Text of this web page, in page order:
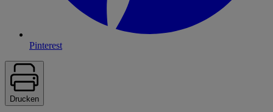
Pinterest
Drucken